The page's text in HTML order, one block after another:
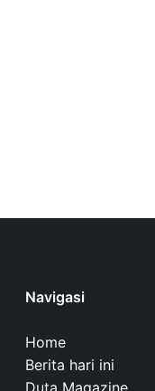
Navigasi
Home
Berita hari ini
Duta Magazine